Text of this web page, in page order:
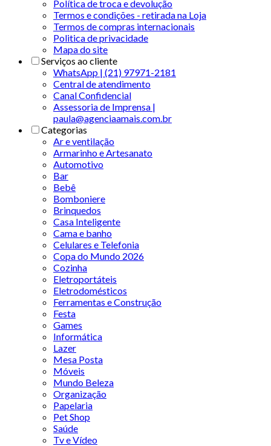
Política de troca e devolução
Termos e condições - retirada na Loja
Termos de compras internacionais
Politica de privacidade
Mapa do site
Serviços ao cliente
WhatsApp | (21) 97971-2181
Central de atendimento
Canal Confidencial
Assessoria de Imprensa |
paula@agenciaamais.com.br
Categorias
Ar e ventilação
Armarinho e Artesanato
Automotivo
Bar
Bebê
Bomboniere
Brinquedos
Casa Inteligente
Cama e banho
Celulares e Telefonia
Copa do Mundo 2026
Cozinha
Eletroportáteis
Eletrodomésticos
Ferramentas e Construção
Festa
Games
Informática
Lazer
Mesa Posta
Móveis
Mundo Beleza
Organização
Papelaria
Pet Shop
Saúde
Tv e Vídeo